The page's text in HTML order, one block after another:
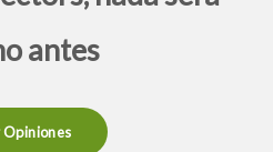
antes
Opiniones